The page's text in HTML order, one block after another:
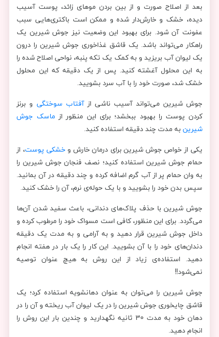
بعد از اصلاح صورت و از بین بردن موهای زائد، پوست آسیب
دیده، خشک و خارش‌دار شده و ممکن است باکتری‌هایی سبب
عفونت آن شود. برای بهبود این وضعیت نیز جوش شیرین یک
راهکار می‌تواند باشد. یک قاشق غذاخوری جوش شیرین را درون
یک لیوان آب بریزید و به کمک یک تکه پنبه، نواحی اصلاح شده را
به این محلول آغشته کنید. پس از یک دقیقه که این محلول
خشک شد، صورت خود را با آب سرد بشویید.
جوش شیرین می‌تواند آسیب ناشی ازآفتاب سوختگی و برنز
کردن پوست را بهبود ببخشد؛ برای این منظور از ماسک جوش
شیرین به مدت چند دقیقه استفاده کنید.
یکی از خواص جوش شیرین برای درمان خارش وخشکی پوست، از
حمام جوش شیرین استفاده کنید؛ نصف فنجان جوش شیرین را
به وان حمام پر از آب گرم اضافه کرده و چند دقیقه در آن بمانید.
سپس بدن خود را بشویید و با یک حوله‌ی نرم، آن را خشک کنید.
جوش شیرین با حذف پلاک‌های دندانی، باعث سفید شدن آن‌ها
می‌گردد. برای این منظور، کافی است مسواک خود را مرطوب کرده و
داخل جوش شیرین قرار دهید و به آرامی و به مدت یک دقیقه
دندان‌های خود را با آن بشویید. این کار را یک بار در هفته انجام
دهید. استفاده‌ی زیاد از این روش به هیچ عنوان توصیه
نمی‌شود!!
جوش شیرین را می‌توان به عنوان دهانشویه استفاده کرد؛ یک
قاشق چایخوری جوش شیرین را در یک لیوان آب ریخته و آن را در
دهان خود به مدت 30 ثانیه نگهدارید و چندین بار این روش را
انجام دهید.